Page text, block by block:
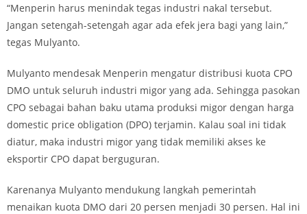
“Menperin harus menindak tegas industri nakal tersebut.
Jangan setengah-setengah agar ada efek jera bagi yang lain,”
tegas Mulyanto.
Mulyanto mendesak Menperin mengatur distribusi kuota CPO
DMO untuk seluruh industri migor yang ada. Sehingga pasokan
CPO sebagai bahan baku utama produksi migor dengan harga
domestic price obligation (DPO) terjamin. Kalau soal ini tidak
diatur, maka industri migor yang tidak memiliki akses ke
eksportir CPO dapat berguguran.
Karenanya Mulyanto mendukung langkah pemerintah
menaikan kuota DMO dari 20 persen menjadi 30 persen. Hal ini